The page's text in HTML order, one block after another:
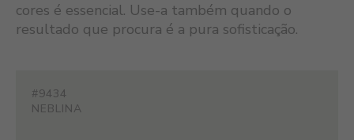
cores é essencial. Use-a também quando o
resultado que procura é a pura sofisticação.
#9434
NEBLINA